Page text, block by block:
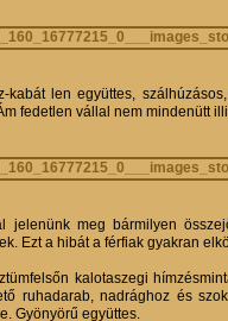
kabát len együttes,
fedetlen vállal nem mindenütt
jelenünk meg bármilyen
Ezt a hibát a férfiak gyakran
kalotaszegi
ruhadarab, nadrághoz és
Gyönyörű együttes.